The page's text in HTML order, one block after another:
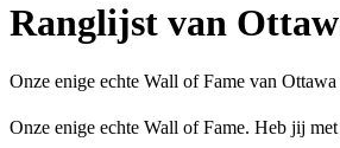
Ranglijst van
Onze enige echte Wall of Fame van Ottawa
Onze enige echte Wall of Fame. Heb jij